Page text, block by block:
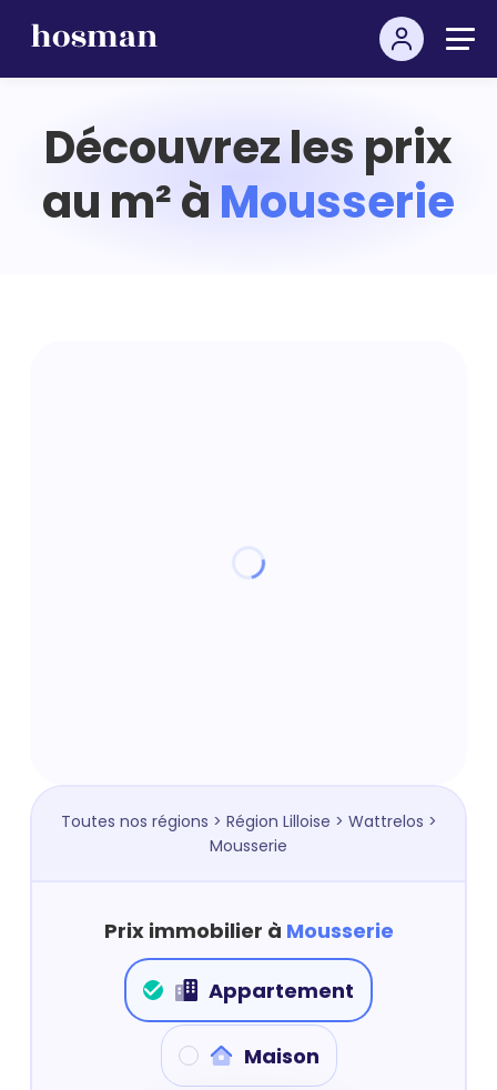
Découvrez les prix
au m² à Mousserie
Toutes nos régions > Région Lilloise > Wattrelos >
Mousserie
Prix immobilier à Mousserie
Appartement
Maison